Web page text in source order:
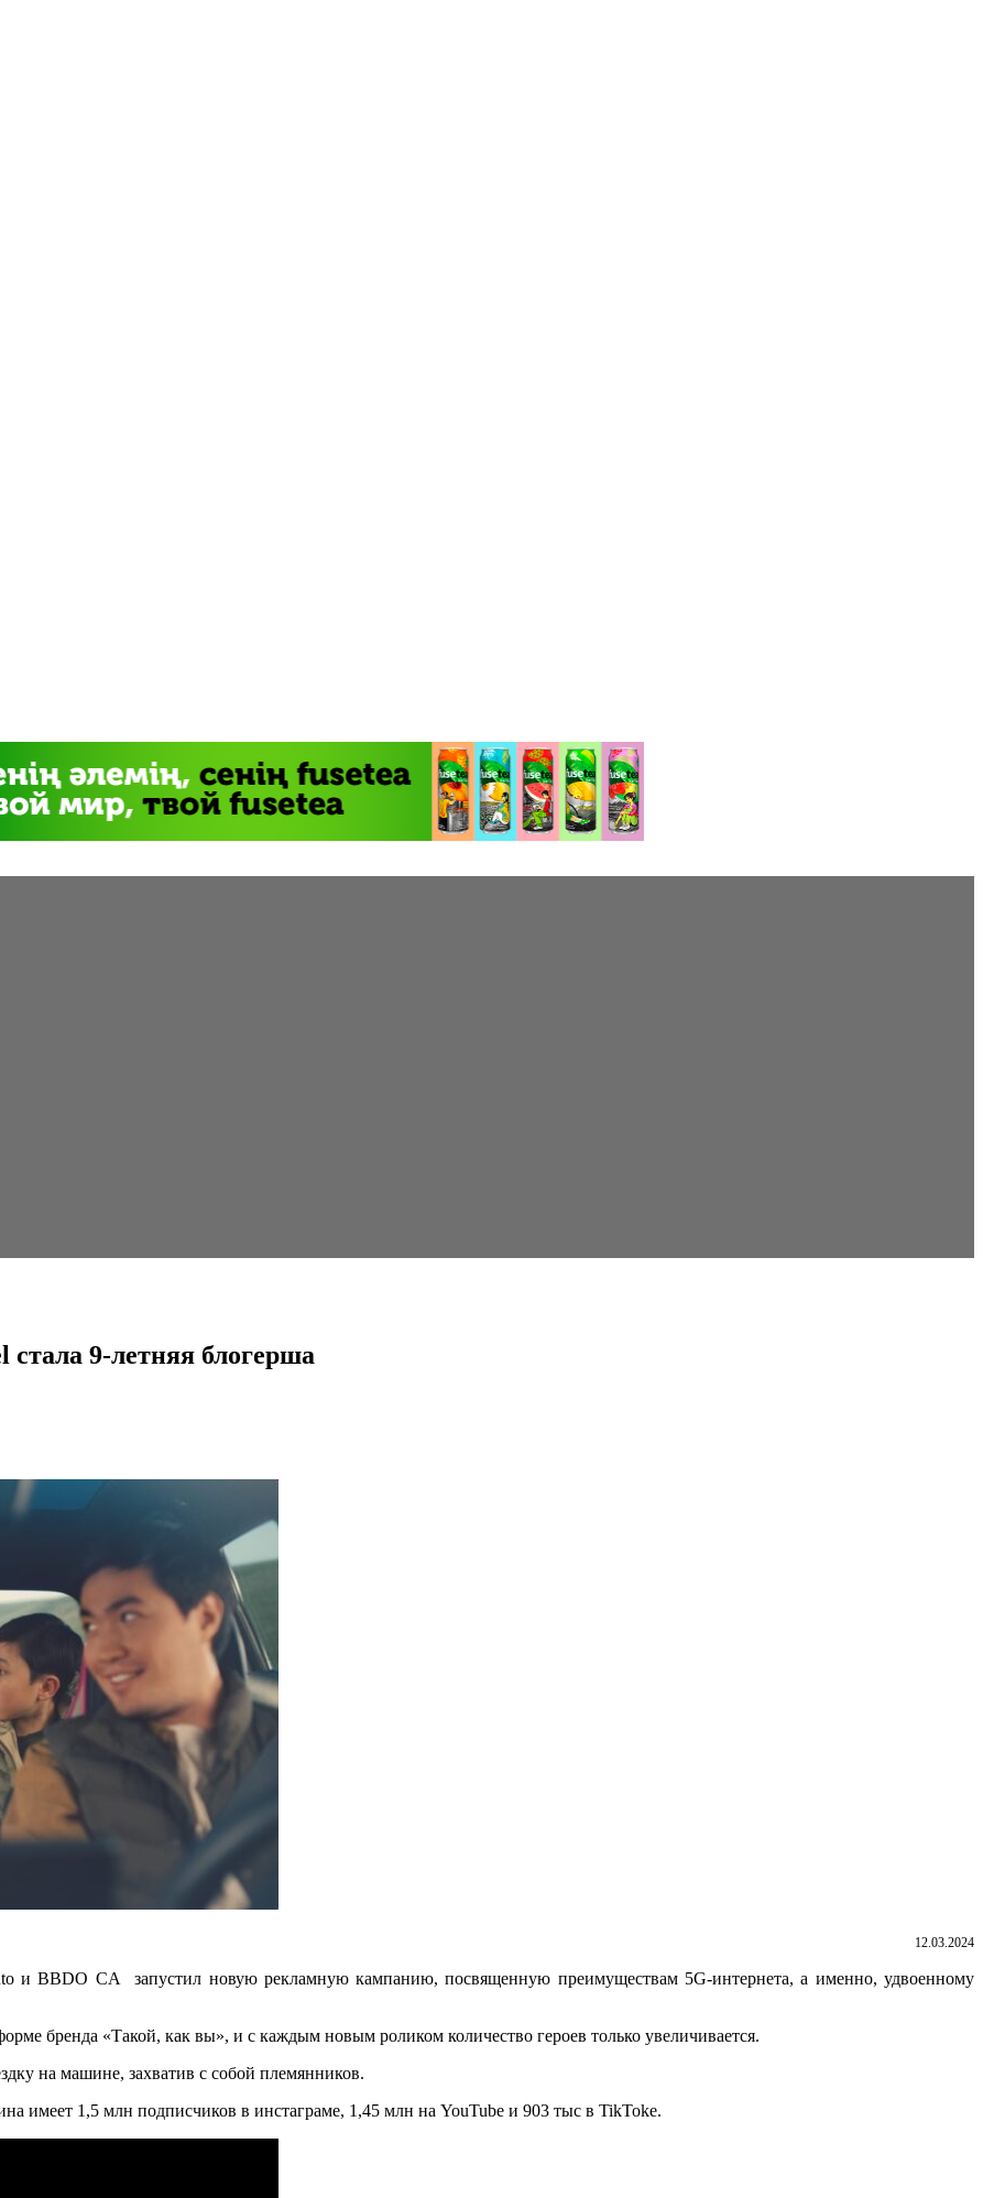
9-летняя блогерша
12.03.2024
и BBDO CA запустил новую рекламную кампанию, посвященную преимуществам 5G-интернета, а именно, удвоенному
бренда «Такой, как вы», и с каждым новым роликом количество героев только увеличивается.
на машине, захватив с собой племянников.
имеет 1,5 млн подписчиков в инстаграме, 1,45 млн на YouTube и 903 тыс в TikTokе.